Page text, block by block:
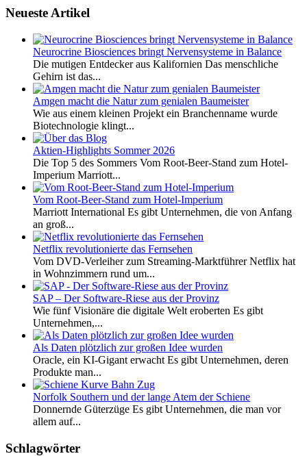
Neueste Artikel
Neurocrine Biosciences bringt Nervensysteme in Balance
Die mutigen Entdecker aus Kalifornien Das menschliche
Gehirn ist das...
Amgen macht die Natur zum genialen Baumeister
Wie aus einem kleinen Projekt ein Branchenname wurde
Biotechnologie klingt...
Aktien-Highlights Sommer 2026
Die Top 5 des Sommers Vom Root-Beer-Stand zum Hotel-
Imperium Marriott...
Vom Root-Beer-Stand zum Hotel-Imperium
Marriott International Es gibt Unternehmen, die von Anfang
an groß...
Netflix revolutionierte das Fernsehen
Vom DVD-Verleiher zum Streaming-Marktführer Netflix hat
in Wohnzimmern rund um...
SAP – Der Software-Riese aus der Provinz
Wie fünf Visionäre die digitale Welt eroberten Es gibt
Unternehmen,...
Als Daten plötzlich zur großen Idee wurden
Oracle, ein KI-Gigant erwacht Es gibt Unternehmen, deren
Produkte man...
Norfolk Southern und der lange Atem der Schiene
Donnernde Güterzüge Es gibt Unternehmen, die man vor
allem auf...
Schlagwörter